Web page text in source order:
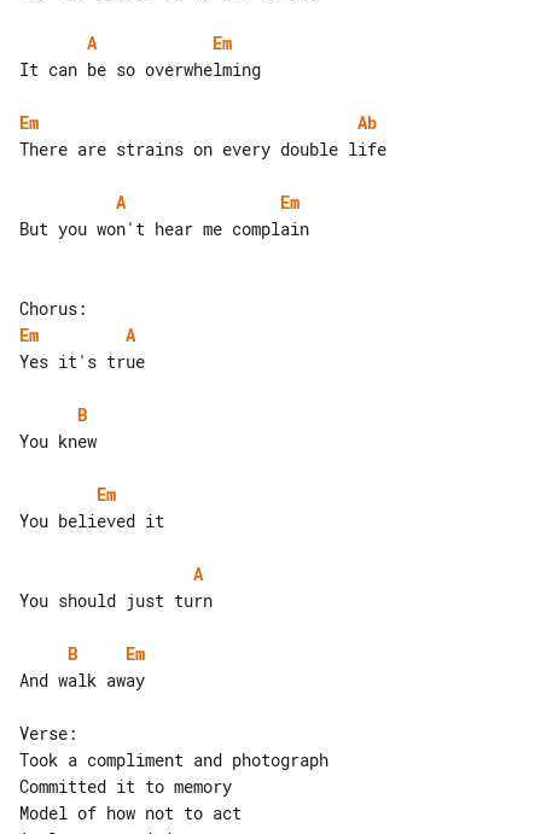
A
Em
It can be so overwhelming
Em
Ab
There are strains on every double life
A
Em
But you won't hear me complain
Em
A
Yes it's true
B
You knew
Em
You believed it
A
You should just turn
B
Em
And walk away
Verse:
Took a compliment and photograph
Committed it to memory
Model of how not to act